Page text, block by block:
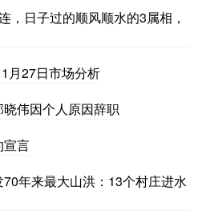
，日子过的顺风顺水的3属相，
月27日市场分析
伟因个人原因辞职
宣言
年来最大山洪：13个村庄进水